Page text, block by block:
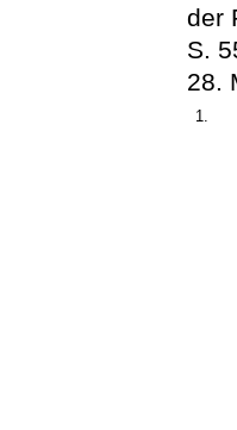
der
S.
28.
1.